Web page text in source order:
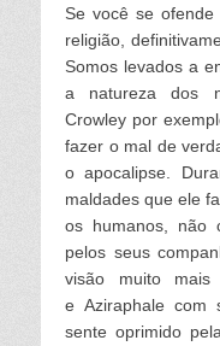
Se você se
religião,
Somos levados a
a natureza dos
Crowley por
fazer o mal de
o apocalipse.
maldades que ele
os humanos, não
pelos seus
visão muito
e Aziraphale com
sente oprimido